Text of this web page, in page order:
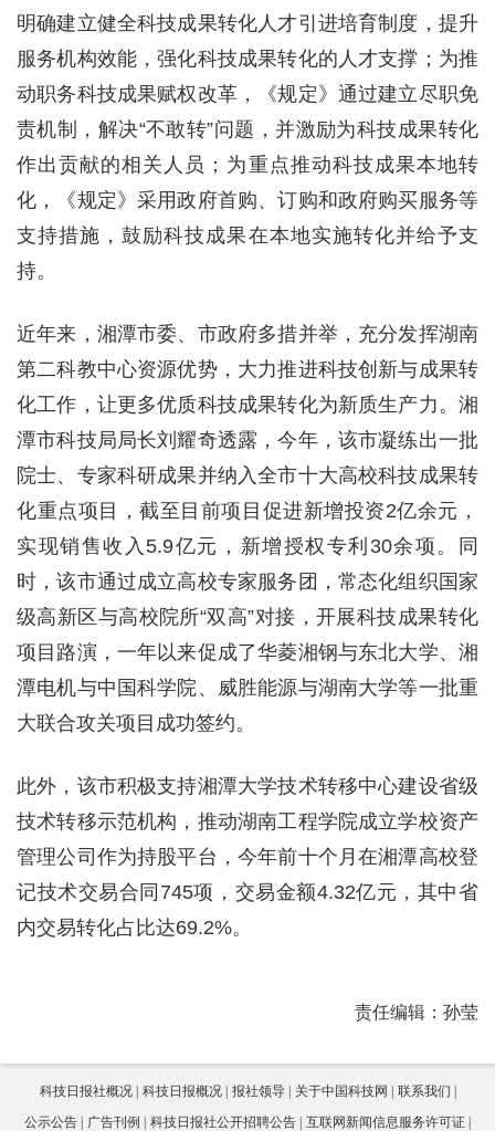
明确建立健全科技成果转化人才引进培育制度，提升
服务机构效能，强化科技成果转化的人才支撑；为推
动职务科技成果赋权改革，《规定》通过建立尽职免
责机制，解决“不敢转”问题，并激励为科技成果转化
作出贡献的相关人员；为重点推动科技成果本地转
化，《规定》采用政府首购、订购和政府购买服务等
支持措施，鼓励科技成果在本地实施转化并给予支
持。
近年来，湘潭市委、市政府多措并举，充分发挥湖南
第二科教中心资源优势，大力推进科技创新与成果转
化工作，让更多优质科技成果转化为新质生产力。湘
潭市科技局局长刘耀奇透露，今年，该市凝练出一批
院士、专家科研成果并纳入全市十大高校科技成果转
化重点项目，截至目前项目促进新增投资2亿余元，
实现销售收入5.9亿元，新增授权专利30余项。同
时，该市通过成立高校专家服务团，常态化组织国家
级高新区与高校院所“双高”对接，开展科技成果转化
项目路演，一年以来促成了华菱湘钢与东北大学、湘
潭电机与中国科学院、威胜能源与湖南大学等一批重
大联合攻关项目成功签约。
此外，该市积极支持湘潭大学技术转移中心建设省级
技术转移示范机构，推动湖南工程学院成立学校资产
管理公司作为持股平台，今年前十个月在湘潭高校登
记技术交易合同745项，交易金额4.32亿元，其中省
内交易转化占比达69.2%。
责任编辑：孙莹
科技日报社概况 科技日报概况 报社领导 关于中国科技网
联系我们
公示公告
广告刊例 科技日报社公开招聘公告 互联网新闻信息服务许可证